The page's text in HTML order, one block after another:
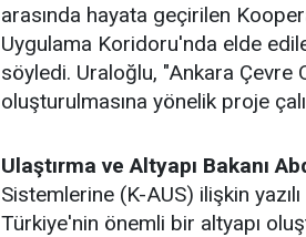
arasında hayata geçirilen
Uygulama Koridoru'nda elde
söyledi. Uraloğlu, "Ankara
oluşturulmasına yönelik proje
Ulaştırma ve Altyapı Bakanı
Sistemlerine (K-AUS) ilişkin
Türkiye'nin önemli bir altyapı